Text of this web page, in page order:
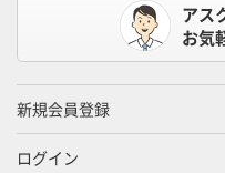
アス
お気
新規会員登録
ログイン